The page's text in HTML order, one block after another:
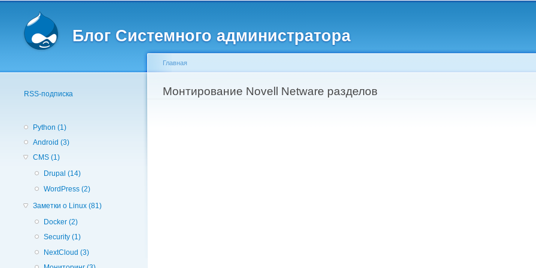
Блог Системного администратора
RSS-подписка
Python (1)
Android (3)
CMS (1)
Drupal (14)
WordPress (2)
Заметки о Linux (81)
Docker (2)
Security (1)
NextCloud (3)
Вы здесь
Главная
Монтирование Novell Netware разделов